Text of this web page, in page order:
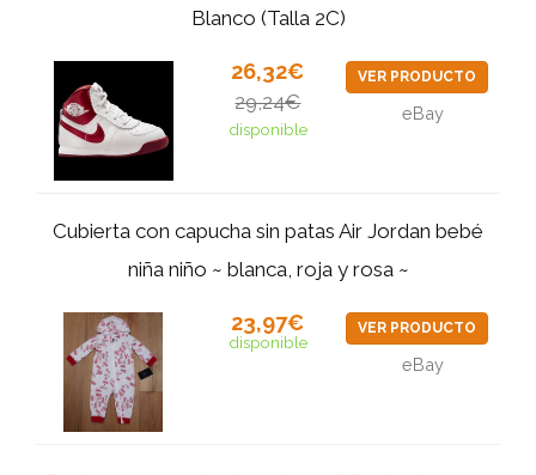
Blanco (Talla 2C)
26,32€
29,24€
disponible
VER PRODUCTO
eBay
Cubierta con capucha sin patas Air Jordan bebé
niña niño ~ blanca, roja y rosa ~
23,97€
disponible
VER PRODUCTO
eBay